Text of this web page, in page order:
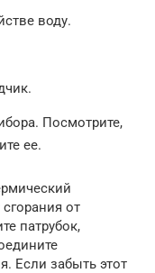
воду.
Посмотрите,
ее.
от
патрубок,
Если забыть этот